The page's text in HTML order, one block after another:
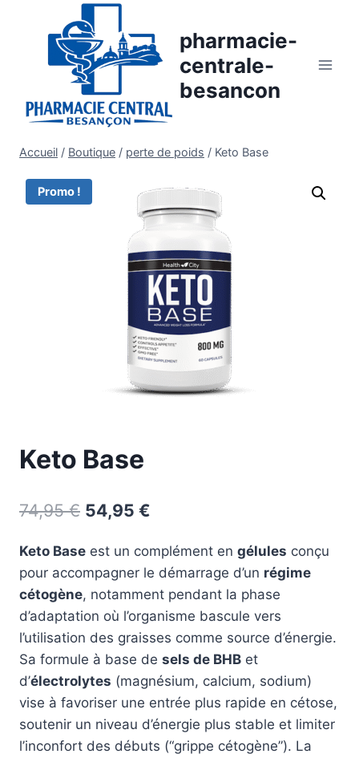
pharmacie-
centrale-
besancon
Accueil / Boutique / perte de poids / Keto Base
Promo !
Keto Base
74,95€ Le
initial
était :
74,95 €.
54,95 €
actuel
est :
54,95 €.
Keto Base est un complément en gélules conçu
pour accompagner le démarrage d’un régime
cétogène, notamment pendant la phase
d’adaptation où l’organisme bascule vers
l’utilisation des graisses comme source d’énergie.
Sa formule à base de sels de BHB et
d’électrolytes (magnésium, calcium, sodium)
vise à favoriser une entrée plus rapide en cétose,
soutenir un niveau d’énergie plus stable et limiter
l’inconfort des débuts (“grippe cétogène”). La